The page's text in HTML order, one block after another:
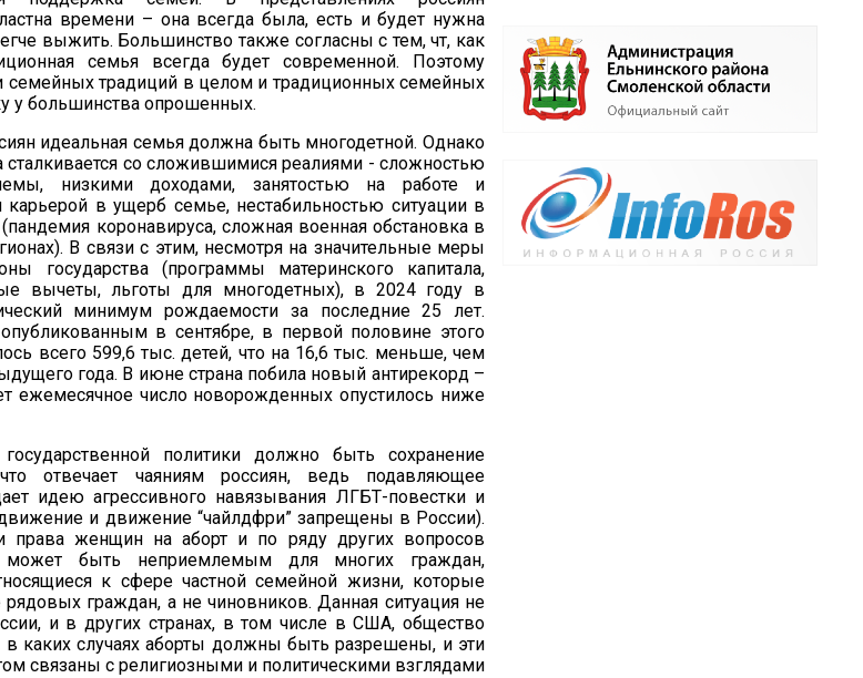
времени – она всегда была, есть и будет нужна
выжить. Большинство также согласны с тем, чт, как
семья всегда будет современной. Поэтому
семейных традиций в целом и традиционных семейных
у большинства опрошенных.
идеальная семья должна быть многодетной. Однако
сталкивается со сложившимися реалиями - сложностью
низкими доходами, занятостью на работе и
карьерой в ущерб семье, нестабильностью ситуации в
коронавируса, сложная военная обстановка в
В связи с этим, несмотря на значительные меры
государства (программы материнского капитала,
вычеты, льготы для многодетных), в 2024 году в
минимум рождаемости за последние 25 лет.
в сентябре, в первой половине этого
всего 599,6 тыс. детей, что на 16,6 тыс. меньше, чем
года. В июне страна побила новый антирекорд –
ежемесячное число новорожденных опустилось ниже
политики должно быть сохранение
отвечает чаяниям россиян, ведь подавляющее
идею агрессивного навязывания ЛГБТ-повестки и
и движение “чайлдфри” запрещены в России).
права женщин на аборт и по ряду других вопросов
может быть неприемлемым для многих граждан,
к сфере частной семейной жизни, которые
граждан, а не чиновников. Данная ситуация не
и в других странах, в том числе в США, общество
в каких случаях аборты должны быть разрешены, и эти
связаны с религиозными и политическими взглядами